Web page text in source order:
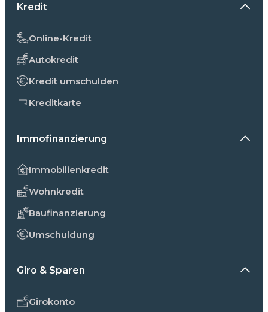
Kredit
Online-Kredit
Autokredit
Kredit umschulden
Kreditkarte
Immofinanzierung
Immobilienkredit
Wohnkredit
Baufinanzierung
Umschuldung
Giro & Sparen
Girokonto